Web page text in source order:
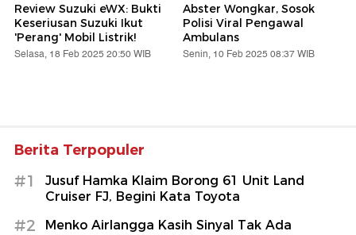
Review Suzuki eWX: Bukti
Keseriusan Suzuki Ikut
'Perang' Mobil Listrik!
Selasa, 18 Feb 2025 20:50 WIB
Abster Wongkar, Sosok
Polisi Viral Pengawal
Ambulans
Senin, 10 Feb 2025 08:37 WIB
Berita Terpopuler
#1
Jusuf Hamka Klaim Borong 61 Unit Land
Cruiser FJ, Begini Kata Toyota
#2
Menko Airlangga Kasih Sinyal Tak Ada